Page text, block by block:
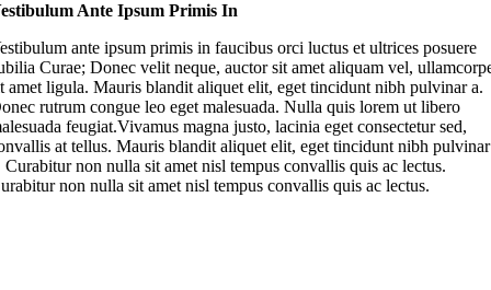
Ante Ipsum Primis In
ante ipsum primis in faucibus orci luctus et ultrices posuere
Curae; Donec velit neque, auctor sit amet aliquam vel,
amet ligula. Mauris blandit aliquet elit, eget tincidunt nibh pulvinar a.
rutrum congue leo eget malesuada. Nulla quis lorem ut libero
feugiat.Vivamus magna justo, lacinia eget consectetur sed,
at tellus. Mauris blandit aliquet elit, eget tincidunt nibh pulvinar
Curabitur non nulla sit amet nisl tempus convallis quis ac lectus.
non nulla sit amet nisl tempus convallis quis ac lectus.